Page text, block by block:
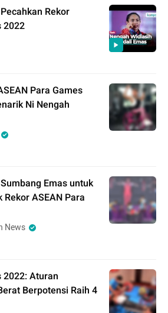
Rekor
2022
Para Games
Ni Nengah
Emas untuk
ASEAN Para
News
2022: Aturan
Berpotensi Raih 4